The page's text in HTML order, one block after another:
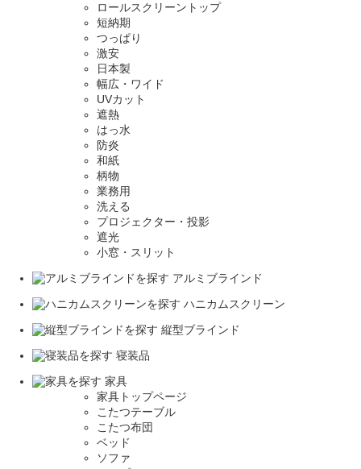
ロールスクリーントップ
短納期
つっぱり
激安
日本製
幅広・ワイド
UVカット
遮熱
はっ水
防炎
和紙
柄物
業務用
洗える
プロジェクター・投影
遮光
小窓・スリット
アルミブラインド
ハニカムスクリーン
縦型ブラインド
寝装品
家具
家具トップページ
こたつテーブル
こたつ布団
ベッド
ソファ